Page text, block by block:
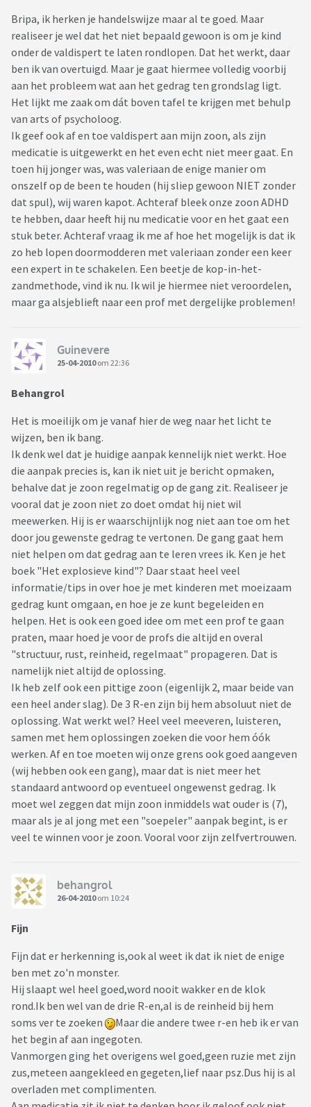
Bripa, ik herken je handelswijze maar al te goed. Maar
realiseer je wel dat het niet bepaald gewoon is om je kind
onder de valdispert te laten rondlopen. Dat het werkt, daar
ben ik van overtuigd. Maar je gaat hiermee volledig voorbij
aan het probleem wat aan het gedrag ten grondslag ligt.
Het lijkt me zaak om dát boven tafel te krijgen met behulp
van arts of psycholoog.
Ik geef ook af en toe valdispert aan mijn zoon, als zijn
medicatie is uitgewerkt en het even echt niet meer gaat. En
toen hij jonger was, was valeriaan de enige manier om
onszelf op de been te houden (hij sliep gewoon NIET zonder
dat spul), wij waren kapot. Achteraf bleek onze zoon ADHD
te hebben, daar heeft hij nu medicatie voor en het gaat een
stuk beter. Achteraf vraag ik me af hoe het mogelijk is dat ik
zo heb lopen doormodderen met valeriaan zonder een keer
een expert in te schakelen. Een beetje de kop-in-het-
zandmethode, vind ik nu. Ik wil je hiermee niet veroordelen,
maar ga alsjeblieft naar een prof met dergelijke problemen!
Guinevere
25-04-2010om 22:36
Behangrol
Het is moeilijk om je vanaf hier de weg naar het licht te
wijzen, ben ik bang.
Ik denk wel dat je huidige aanpak kennelijk niet werkt. Hoe
die aanpak precies is, kan ik niet uit je bericht opmaken,
behalve dat je zoon regelmatig op de gang zit. Realiseer je
vooral dat je zoon niet zo doet omdat hij niet wil
meewerken. Hij is er waarschijnlijk nog niet aan toe om het
door jou gewenste gedrag te vertonen. De gang gaat hem
niet helpen om dat gedrag aan te leren vrees ik. Ken je het
boek "Het explosieve kind"? Daar staat heel veel
informatie/tips in over hoe je met kinderen met moeizaam
gedrag kunt omgaan, en hoe je ze kunt begeleiden en
helpen. Het is ook een goed idee om met een prof te gaan
praten, maar hoed je voor de profs die altijd en overal
"structuur, rust, reinheid, regelmaat" propageren. Dat is
namelijk niet altijd de oplossing.
Ik heb zelf ook een pittige zoon (eigenlijk 2, maar beide van
een heel ander slag). De 3 R-en zijn bij hem absoluut niet de
oplossing. Wat werkt wel? Heel veel meeveren, luisteren,
samen met hem oplossingen zoeken die voor hem óók
werken. Af en toe moeten wij onze grens ook goed aangeven
(wij hebben ook een gang), maar dat is niet meer het
standaard antwoord op eventueel ongewenst gedrag. Ik
moet wel zeggen dat mijn zoon inmiddels wat ouder is (7),
maar als je al jong met een "soepeler" aanpak begint, is er
veel te winnen voor je zoon. Vooral voor zijn zelfvertrouwen.
behangrol
26-04-2010om 10:24
Fijn
Fijn dat er herkenning is,ook al weet ik dat ik niet de enige
ben met zo'n monster.
Hij slaapt wel heel goed,word nooit wakker en de klok
rond.Ik ben wel van de drie R-en,al is de reinheid bij hem
soms ver te zoeken
Maar die andere twee r-en heb ik er van
het begin af aan ingegoten.
Vanmorgen ging het overigens wel goed,geen ruzie met zijn
zus,meteen aangekleed en gegeten,lief naar psz.Dus hij is al
overladen met complimenten.